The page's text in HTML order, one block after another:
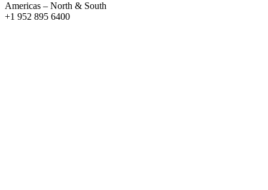
Americas – North & South
+1 952 895 6400